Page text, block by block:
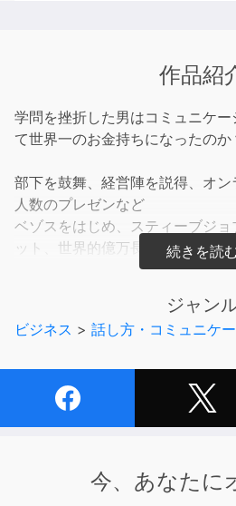
作品紹
学問を挫折した男はコミュニケ
て世界一のお金持ちになったのか
部下を鼓舞、経営陣を説得、オ
人数のプレゼンなど
ベゾスをはじめ、スティーブジ
ット、世界的億万長者たちが実
・コミュニケーションは相手が納
・なぜ優れた読書家がリーダシッ
・ピザ2枚分のチームを作った理由
・「要点だけ教えてくれ」と言
ジャン
ビジネス > 話し方・コミュニケ
今、あなたに